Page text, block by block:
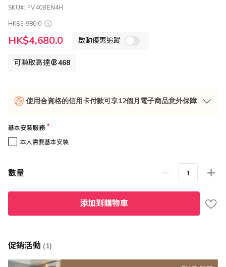
SKU
FV40BEN4H
HK$5,980.0
特
殊
HK$4,680.0 啟動優惠追蹤
可賺取高達 468
使用合資格的信用卡付款可享12個月電子商品意外保障
基本安裝服務
本人需要基本安裝
數量
添加到購物車
促銷活動 (1)